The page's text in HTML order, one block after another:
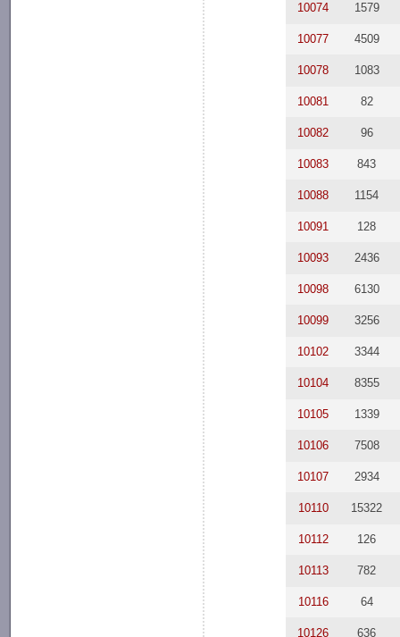
10074 1579
10077 4509
10078 1083
10081 82
10082 96
10083 843
10088 1154
10091 128
10093 2436
10098 6130
10099 3256
10102 3344
10104 8355
10105 1339
10106 7508
10107 2934
10110 15322
10112 126
10113 782
10116 64
10126 636